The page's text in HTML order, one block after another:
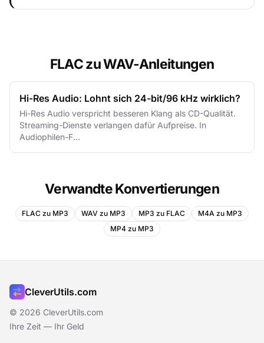
FLAC zu WAV-Anleitungen
Hi-Res Audio: Lohnt sich 24-bit/96 kHz wirklich?
Hi-Res Audio verspricht besseren Klang als CD-Qualität.
Streaming-Dienste verlangen dafür Aufpreise. In
Audiophilen-F...
Verwandte Konvertierungen
FLAC zu MP3 WAV zu MP3 MP3 zu FLAC
M4A zu MP3
MP4 zu MP3
CleverUtils.com
© 2026 CleverUtils.com
Ihre Zeit — Ihr Geld